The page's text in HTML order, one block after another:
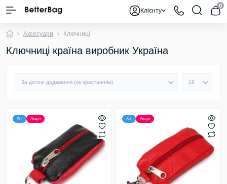
Клієнту
0
Аксесуари Ключниці
Ключниці країна виробник Україна
Хіт Акція Хіт Акція